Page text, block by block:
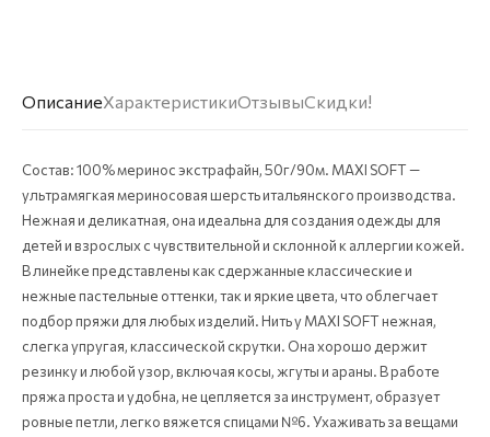
ОписаниеХарактеристикиОтзывыСкидки!
Состав: 100% меринос экстрафайн, 50г/90м. MAXI SOFT —
ультрамягкая мериносовая шерсть итальянского производства.
Нежная и деликатная, она идеальна для создания одежды для
детей и взрослых с чувствительной и склонной к аллергии кожей.
В линейке представлены как сдержанные классические и
нежные пастельные оттенки, так и яркие цвета, что облегчает
подбор пряжи для любых изделий. Нить у MAXI SOFT нежная,
слегка упругая, классической скрутки. Она хорошо держит
резинку и любой узор, включая косы, жгуты и араны. В работе
пряжа проста и удобна, не цепляется за инструмент, образует
ровные петли, легко вяжется спицами №6. Ухаживать за вещами